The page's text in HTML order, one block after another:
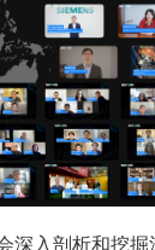
深入剖析和挖